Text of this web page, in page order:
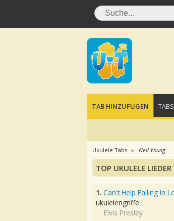
TAB HINZUFÜGEN
Ukulele Tabs Neil Young
TOP UKULELE
1. Can't Help Falling In
ukulelengriffe
Elvis Presley